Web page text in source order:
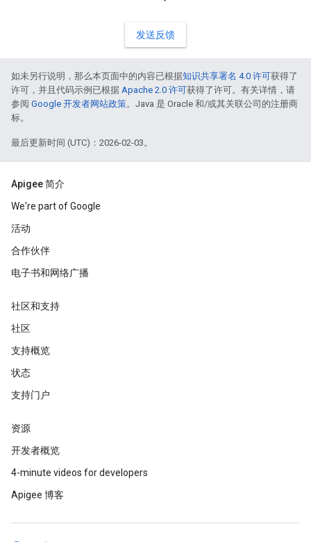
发送反馈
如未另行说明，那么本页面中的内容已根据知识共享署名 4.0 许可获得了
许可，并且代码示例已根据 Apache 2.0 许可获得了许可。有关详情，请
参阅 Google 开发者网站政策。Java 是 Oracle 和/或其关联公司的注册商
标。
最后更新时间 (UTC)：2026-02-03。
Apigee 简介
We're part of Google
活动
合作伙伴
电子书和网络广播
社区和支持
社区
支持概览
状态
支持门户
资源
开发者概览
4-minute videos for developers
Apigee 博客